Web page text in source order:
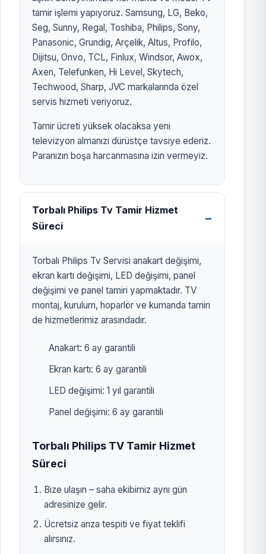
tamir işlemi yapıyoruz. Samsung, LG, Beko,
Seg, Sunny, Regal, Toshiba, Philips, Sony,
Panasonic, Grundig, Arçelik, Altus, Profilo,
Dijitsu, Onvo, TCL, Finlux, Windsor, Awox,
Axen, Telefunken, Hi Level, Skytech,
Techwood, Sharp, JVC markalarında özel
servis hizmeti veriyoruz.
Tamir ücreti yüksek olacaksa yeni
televizyon almanızı dürüstçe tavsiye ederiz.
Paranızın boşa harcanmasına izin vermeyiz.
Torbalı Philips Tv Tamir Hizmet
Süreci
Torbalı Philips Tv Servisi anakart değişimi,
ekran kartı değişimi, LED değişimi, panel
değişimi ve panel tamiri yapmaktadır. TV
montaj, kurulum, hoparlör ve kumanda tamiri
de hizmetlerimiz arasındadır.
Anakart: 6 ay garantili
Ekran kartı: 6 ay garantili
LED değişimi: 1 yıl garantili
Panel değişimi: 6 ay garantili
Torbalı Philips TV Tamir Hizmet
Süreci
Bize ulaşın – saha ekibimiz aynı gün
adresinize gelir.
Ücretsiz arıza tespiti ve fiyat teklifi
alırsınız.